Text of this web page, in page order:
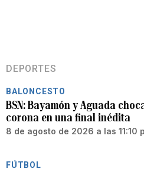
DEPORTES
BALONCESTO
BSN: Bayamón y Aguada
corona en una final inédita
8 de agosto de 2026 a las 11:10
FÚTBOL